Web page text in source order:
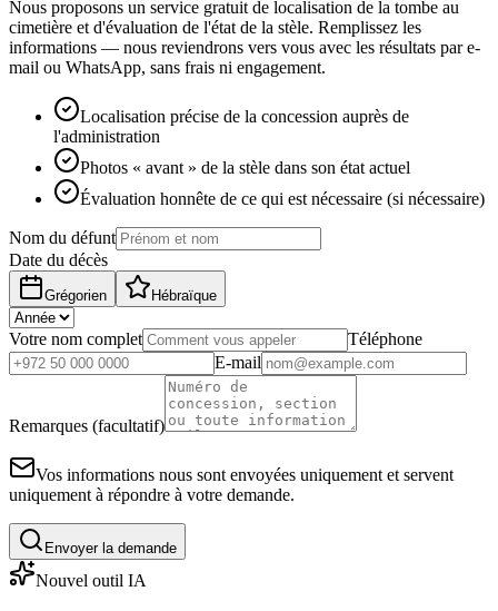
Nous proposons un service gratuit de localisation de la tombe au
cimetière et d'évaluation de l'état de la stèle. Remplissez les
informations — nous reviendrons vers vous avec les résultats par e-
mail ou WhatsApp, sans frais ni engagement.
Localisation précise de la concession auprès de
l'administration
Photos « avant » de la stèle dans son état actuel
Évaluation honnête de ce qui est nécessaire (si nécessaire)
Nom du défunt
Date du décès
Grégorien Hébraïque
Votre nom complet
Téléphone
E-mail
Remarques (facultatif)
Vos informations nous sont envoyées uniquement et servent
uniquement à répondre à votre demande.
Envoyer la demande
Nouvel outil IA